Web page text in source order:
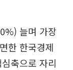
늘며 가장
한 한국경제
축으로 자리